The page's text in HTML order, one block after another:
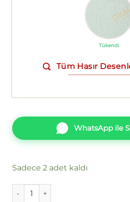
Tükendi
Tüm Hasır
WhatsApp ile
Sadece 2 adet kaldı
Seela Vogue 24017-2 Hasır Duvar